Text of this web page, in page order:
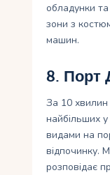
обладунки та
зони з
машин.
8. Порт
За 10 хвилин
найбільших
видами на
відпочинку.
розповідає